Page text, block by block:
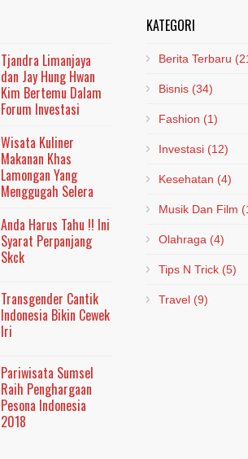
Tjandra Limanjaya
dan Jay Hung Hwan
Kim Bertemu Dalam
Forum Investasi
Wisata Kuliner
Makanan Khas
Lamongan Yang
Menggugah Selera
Anda Harus Tahu !! Ini
Syarat Perpanjang
Skck
Transgender Cantik
Indonesia Bikin Cewek
Iri
Pariwisata Sumsel
Raih Penghargaan
Pesona Indonesia
2018
KATEGORI
Berita Terbaru
Bisnis (34)
Fashion (1)
Investasi (12)
Kesehatan (4)
Musik Dan Film
Olahraga (4)
Tips N Trick (5)
Travel (9)